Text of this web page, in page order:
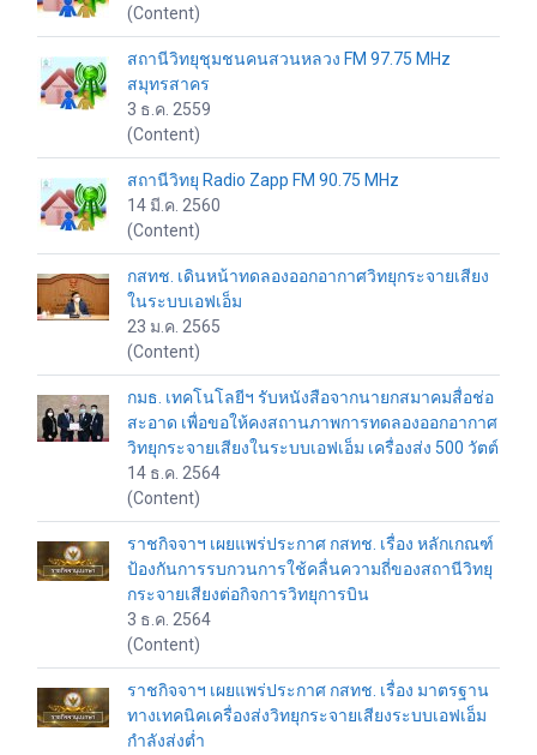
(Content)
สถานีวิทยุชุมชนคนสวนหลวง FM 97.75 MHz
สมุทรสาคร
3 ธ.ค. 2559
(Content)
สถานีวิทยุ Radio Zapp FM 90.75 MHz
14 มี.ค. 2560
(Content)
กสทช. เดินหน้าทดลองออกอากาศวิทยุกระจายเสียง
ในระบบเอฟเอ็ม
23 ม.ค. 2565
(Content)
กมธ. เทคโนโลยีฯ รับหนังสือจากนายกสมาคมสื่อช่อ
สะอาด เพื่อขอให้คงสถานภาพการทดลองออกอากาศ
วิทยุกระจายเสียงในระบบเอฟเอ็ม เครื่องส่ง 500 วัตต์
14 ธ.ค. 2564
(Content)
ราชกิจจาฯ เผยแพร่ประกาศ กสทช. เรื่อง หลักเกณฑ์
ป้องกันการรบกวนการใช้คลื่นความถี่ของสถานีวิทยุ
กระจายเสียงต่อกิจการวิทยุการบิน
3 ธ.ค. 2564
(Content)
ราชกิจจาฯ เผยแพร่ประกาศ กสทช. เรื่อง มาตรฐาน
ทางเทคนิคเครื่องส่งวิทยุกระจายเสียงระบบเอฟเอ็ม
กำลังส่งต่ำ